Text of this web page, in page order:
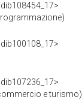
e turismo)